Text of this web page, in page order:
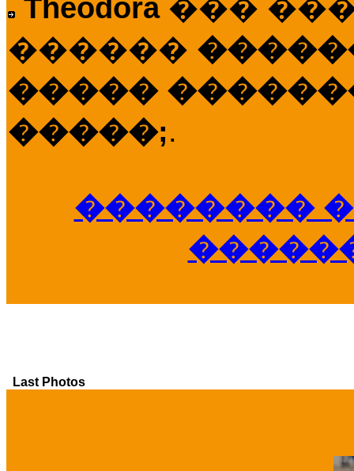
Theodora ���
������
�����
�����;.
��������
Last Photos